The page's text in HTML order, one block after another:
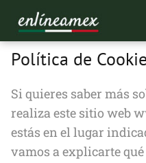
Política de
Si quieres saber más
realiza este sitio web
estás en el lugar
vamos a explicarte